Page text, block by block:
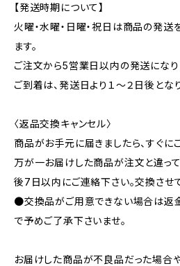
【発送時期について】
火曜・水曜・日曜・祝日は商品の発送
ます。
ご注文から5営業日以内の発送になり
ご到着は、発送日より１～２日後となり
〈返品交換キャンセル〉
商品がお手元に届きましたら、すぐに
万が一お届けした商品が注文と違っ
後7日以内にご連絡下さい。交換させ
●交換品がご用意できない場合は返
で予めご了承下さいませ。
お届けした商品が不良品だった場合